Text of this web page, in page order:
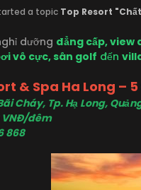
a topic Top Resort
dưỡng đẳng cấp, view
vô cực, sân golf đến
& Spa Ha Long –
Cháy, Tp. Hạ Long,
VNĐ/đêm
868